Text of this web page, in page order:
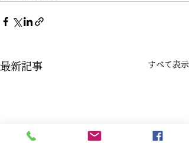
最新記事 すべて表示